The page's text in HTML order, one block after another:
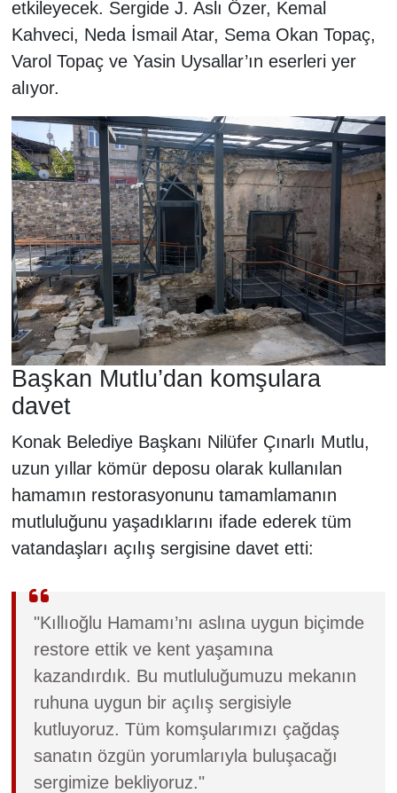
etkileyecek. Sergide J. Aslı Özer, Kemal
Kahveci, Neda İsmail Atar, Sema Okan Topaç,
Varol Topaç ve Yasin Uysallar’ın eserleri yer
alıyor.
Başkan Mutlu’dan komşulara
davet
Konak Belediye Başkanı Nilüfer Çınarlı Mutlu,
uzun yıllar kömür deposu olarak kullanılan
hamamın restorasyonunu tamamlamanın
mutluluğunu yaşadıklarını ifade ederek tüm
vatandaşları açılış sergisine davet etti:
"Kıllıoğlu Hamamı’nı aslına uygun biçimde
restore ettik ve kent yaşamına
kazandırdık. Bu mutluluğumuzu mekanın
ruhuna uygun bir açılış sergisiyle
kutluyoruz. Tüm komşularımızı çağdaş
sanatın özgün yorumlarıyla buluşacağı
sergimize bekliyoruz."